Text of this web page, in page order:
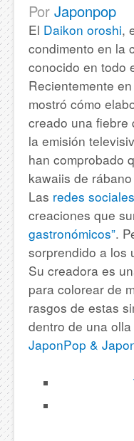
Por Japonpop
El Daikon oroshi,
condimento en la
conocido en todo
Recientemente
mostró cómo
creado una fiebre
la emisión
han comprobado
kawaiis de
Las redes sociales
creaciones que
gastronómicos”.
sorprendido a los
Su creadora es
para colorear de
rasgos de estas
dentro de una olla
JaponPop &